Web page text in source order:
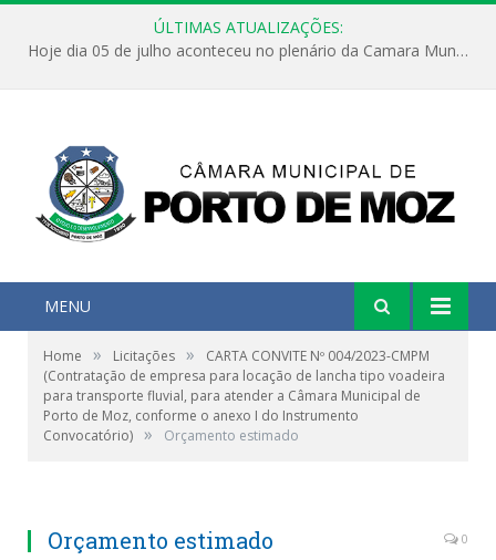
ÚLTIMAS ATUALIZAÇÕES:
Hoje dia 05 de julho aconteceu no plenário da Camara Municipal de Porto de Moz a Sessão Solene de Abertura dos Trabalhos Legislativos 2º Período da 23ª Legislatura
MENU
Home » Licitações »
CARTA CONVITE Nº 004/2023-CMPM
(Contratação de empresa para locação de lancha tipo voadeira
para transporte fluvial, para atender a Câmara Municipal de
Porto de Moz, conforme o anexo I do Instrumento
Convocatório) » Orçamento estimado
Orçamento estimado 0